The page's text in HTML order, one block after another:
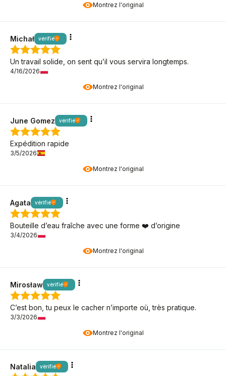
Montrez l'original
Montrez l'original
Michał vérifié
Un travail solide, on sent qu’il vous servira longtemps.
4/16/2026
Montrez l'original
June Gomez vérifié
Expédition rapide
3/5/2026
Montrez l'original
Agata vérifié
Bouteille d’eau fraîche avec une forme ❤️ d’origine
3/4/2026
Montrez l'original
Mirosław vérifié
C’est bon, tu peux le cacher n’importe où, très pratique.
3/3/2026
Natalia vérifié